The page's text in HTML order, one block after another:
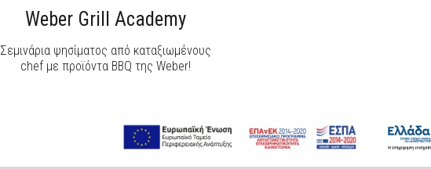
Weber Grill Academy
Σεμινάρια ψησίματος από καταξιωμένους
chef με προϊόντα BBQ της Weber!